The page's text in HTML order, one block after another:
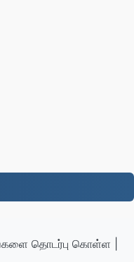
தொடர்பு கொள்ள